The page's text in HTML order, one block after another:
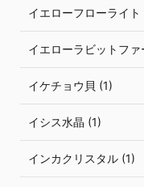
イエローフローライト
イエローラビットフ
イケチョウ貝 (1)
イシス水晶 (1)
インカクリスタル (1)